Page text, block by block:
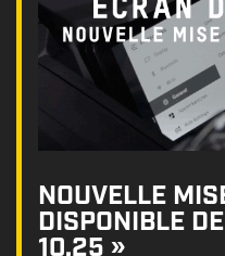
NOUVELLE
DISPONIBLE
10,25 »